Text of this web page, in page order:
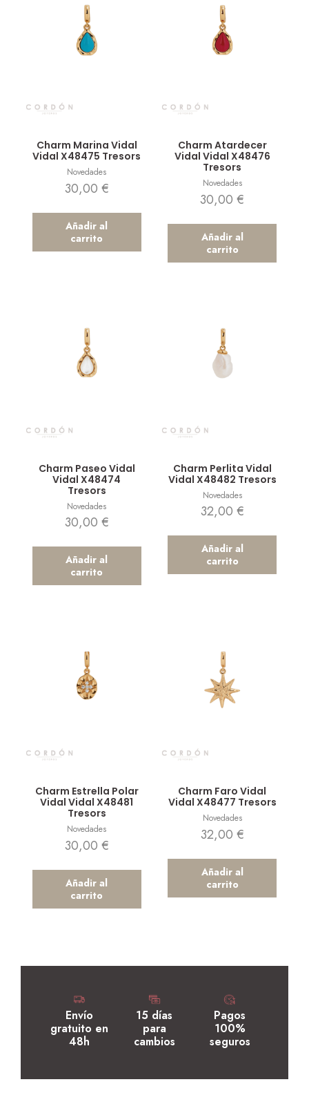
Charm Marina Vidal
Vidal X48475 Tresors
Novedades
30,00 €
Añadir al
carrito
Charm Atardecer
Vidal Vidal X48476
Tresors
Novedades
30,00€
Añadir al
carrito
Charm Paseo Vidal
Vidal X48474
Tresors
Novedades
30,00 €
Añadir al
carrito
Charm Perlita Vidal
Vidal X48482 Tresors
Novedades
32,00 €
Añadir al
carrito
Charm Estrella Polar
Vidal Vidal X48481
Tresors
Novedades
30,00 €
Añadir al
carrito
Charm Faro Vidal
Vidal X48477 Tresors
Novedades
32,00 €
Añadir al
carrito
Envío
gratuito en
48h
15 días
para
cambios
Pagos
100%
seguros